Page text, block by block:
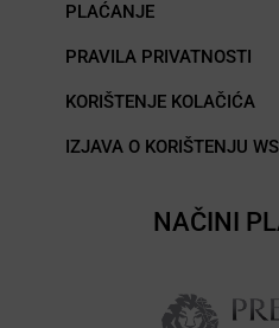
PLAĆANJE
PRAVILA PRIVATNOSTI
KORIŠTENJE KOLAČIĆA
IZJAVA O KORIŠTENJU
NAČINI